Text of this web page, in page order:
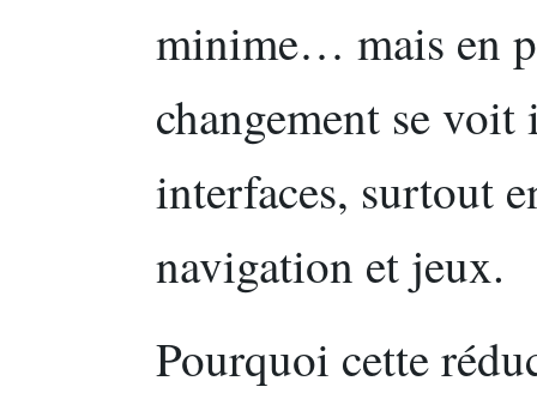
minime… mais en
changement se
interfaces, surtout
navigation et jeux.
Pourquoi cette